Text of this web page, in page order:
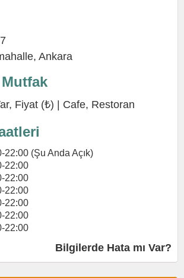
, Ankara
Fiyat (₺) | Cafe, Restoran
22:00 (Şu Anda Açık)
22:00
22:00
22:00
22:00
22:00
22:00
Bilgilerde Hata mı Var?